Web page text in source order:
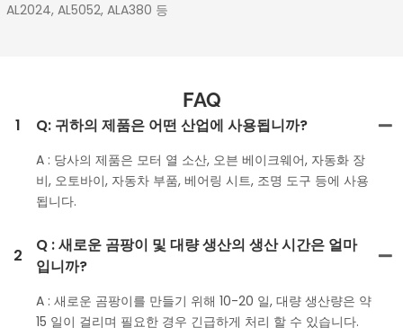
AL2024, AL5052, ALA380 등
FAQ
1 Q: 귀하의 제품은 어떤 산업에 사용됩니까?
A : 당사의 제품은 모터 열 소산, 오븐 베이크웨어, 자동화 장
비, 오토바이, 자동차 부품, 베어링 시트, 조명 도구 등에 사용
됩니다.
2
Q : 새로운 곰팡이 및 대량 생산의 생산 시간은 얼마
입니까?
A : 새로운 곰팡이를 만들기 위해 10-20 일, 대량 생산량은 약
15 일이 걸리며 필요한 경우 긴급하게 처리 할 수 ​​있습니다.